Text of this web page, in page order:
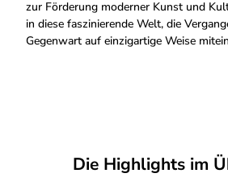
zur Förderung moderner Kunst und
in diese faszinierende Welt, die
Gegenwart auf einzigartige Weise
Die Highlights im